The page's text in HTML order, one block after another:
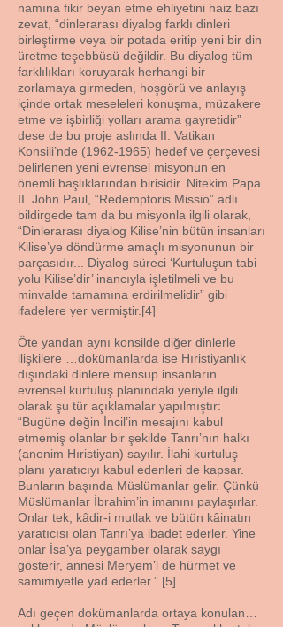
namına fikir beyan etme ehliyetini haiz bazı
zevat, “dinlerarası diyalog farklı dinleri
birleştirme veya bir potada eritip yeni bir din
üretme teşebbüsü değildir. Bu diyalog tüm
farklılıkları koruyarak herhangi bir
zorlamaya girmeden, hoşgörü ve anlayış
içinde ortak meseleleri konuşma, müzakere
etme ve işbirliği yolları arama gayretidir”
dese de bu proje aslında II. Vatikan
Konsili’nde (1962-1965) hedef ve çerçevesi
belirlenen yeni evrensel misyonun en
önemli başlıklarından birisidir. Nitekim Papa
II. John Paul, “Redemptoris Missio” adlı
bildirgede tam da bu misyonla ilgili olarak,
“Dinlerarası diyalog Kilise’nin bütün insanları
Kilise’ye döndürme amaçlı misyonunun bir
parçasıdır... Diyalog süreci ‘Kurtuluşun tabi
yolu Kilise’dir’ inancıyla işletilmeli ve bu
minvalde tamamına erdirilmelidir” gibi
ifadelere yer vermiştir.[4]
Öte yandan aynı konsilde diğer dinlerle
ilişkilere …dokümanlarda ise Hıristiyanlık
dışındaki dinlere mensup insanların
evrensel kurtuluş planındaki yeriyle ilgili
olarak şu tür açıklamalar yapılmıştır:
“Bugüne değin İncil’in mesajını kabul
etmemiş olanlar bir şekilde Tanrı’nın halkı
(anonim Hıristiyan) sayılır. İlahi kurtuluş
planı yaratıcıyı kabul edenleri de kapsar.
Bunların başında Müslümanlar gelir. Çünkü
Müslümanlar İbrahim’in imanını paylaşırlar.
Onlar tek, kâdir-i mutlak ve bütün kâinatın
yaratıcısı olan Tanrı’ya ibadet ederler. Yine
onlar İsa’ya peygamber olarak saygı
gösterir, annesi Meryem’i de hürmet ve
samimiyetle yad ederler.” [5]
Adı geçen dokümanlarda ortaya konulan…